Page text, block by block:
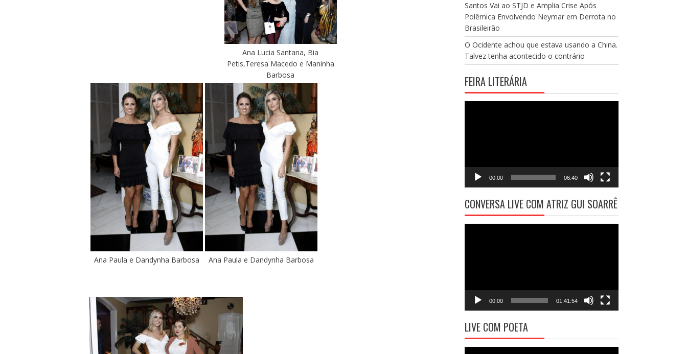
Ana Lucia Santana, Bia
Petis,Teresa Macedo e Maninha
Barbosa
Ana Paula e Dandynha Barbosa Ana Paula e Dandynha Barbosa
Santos Vai ao STJD e Amplia Crise Após
Polêmica Envolvendo Neymar em Derrota no
Brasileirão
O Ocidente achou que estava usando a China.
Talvez tenha acontecido o contrário
FEIRA LITERÁRIA
00:00 06:40
CONVERSA LIVE COM ATRIZ GUI SOARRÊ
00:00 01:41:54
LIVE COM POETA